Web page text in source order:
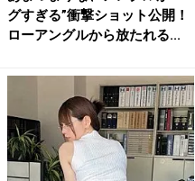
グすぎる”衝撃ショット公開！
ローアングルから放たれる...